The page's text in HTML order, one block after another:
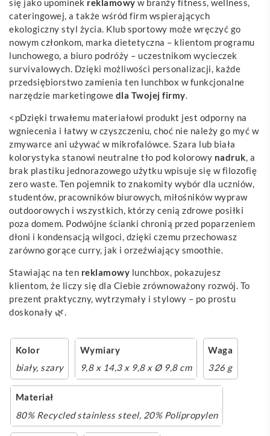
się jako upominek reklamowy w branży fitness, wellness,
cateringowej, a także wśród firm wspierających
ekologiczny styl życia. Klub sportowy może wręczyć go
nowym członkom, marka dietetyczna – klientom programu
lunchowego, a biuro podróży – uczestnikom wycieczek
survivalowych. Dzięki możliwości personalizacji, każde
przedsiębiorstwo zamienia ten lunchbox w funkcjonalne
narzędzie marketingowe dla Twojej firmy.
<pDzięki trwałemu materiałowi produkt jest odporny na
wgniecenia i łatwy w czyszczeniu, choć nie należy go myć w
zmywarce ani używać w mikrofalówce. Szara lub biała
kolorystyka stanowi neutralne tło pod kolorowy nadruk, a
brak plastiku jednorazowego użytku wpisuje się w filozofię
zero waste. Ten pojemnik to znakomity wybór dla uczniów,
studentów, pracowników biurowych, miłośników wypraw
outdoorowych i wszystkich, którzy cenią zdrowe posiłki
poza domem. Podwójne ścianki chronią przed poparzeniem
dłoni i kondensacją wilgoci, dzięki czemu przechowasz
zarówno gorące curry, jak i orzeźwiający smoothie.
Stawiając na ten reklamowy lunchbox, pokazujesz
klientom, że liczy się dla Ciebie zrównoważony rozwój. To
prezent praktyczny, wytrzymały i stylowy – po prostu
doskonały 🌿.
Kolor
biały, szary
Wymiary
9,8 x 14,3 x 9,8 x Ø 9,8 cm
Waga
326 g
Materiał
80% Recycled stainless steel, 20% Polipropylen